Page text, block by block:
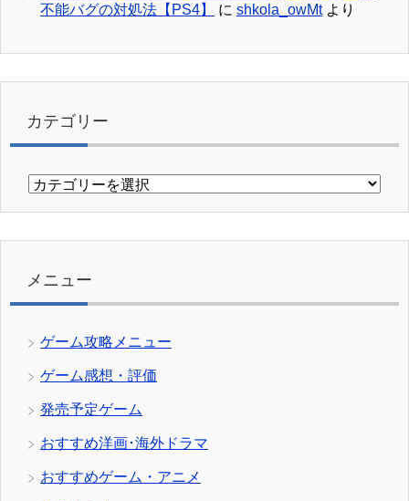
不能バグの対処法【PS4】
に shkola_owMtより
カテゴリー
カ
リ
メニュー
ゲーム攻略メニュー
ゲーム感想・評価
発売予定ゲーム
おすすめ洋画･海外ドラマ
おすすめゲーム・アニメ